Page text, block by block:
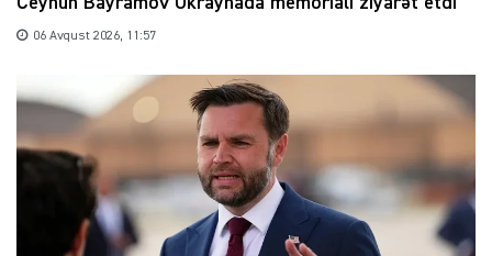
06 Avqust 2026, 11:57